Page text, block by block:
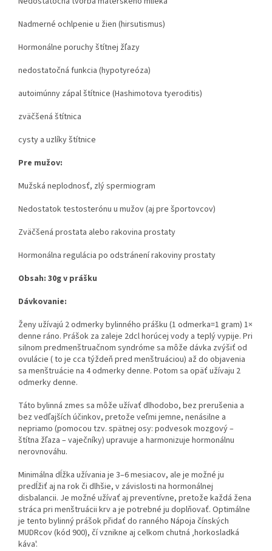
Nadmerné ochlpenie u žien (hirsutismus)
Hormonálne poruchy štítnej žľazy
nedostatočná funkcia (hypotyreóza)
autoimúnny zápal štítnice (Hashimotova tyeroditis)
zväčšená štítnica
cysty a uzlíky štítnice
Pre mužov:
Mužská neplodnosť, zlý spermiogram
Nedostatok testosterónu u mužov (aj pre športovcov)
Zväčšená prostata alebo rakovina prostaty
Hormonálna regulácia po odstránení rakoviny prostaty
Obsah: 30g v prášku
Dávkovanie:
Ženy užívajú 2 odmerky bylinného prášku (1 odmerka=1 gram) 1×
denne ráno. Prášok za zaleje 2dcl horúcej vody a teplý vypije. Pri
silnom predmenštruačnom syndróme sa môže dávka zvýšiť od
ovulácie ( to je cca týždeň pred menštruáciou) až do objavenia
sa menštruácie na 4 odmerky denne. Potom sa opäť užívaju 2
odmerky denne.
Táto bylinná zmes sa môže užívať dlhodobo, bez prerušenia a
bez vedľajších účinkov, pretože veľmi jemne, nenásilne a
nepriamo (pomocou tzv. spätnej osy: podvesok mozgový –
štítna žľaza – vaječníky) upravuje a harmonizuje hormonálnu
nerovnováhu.
Minimálna dĺžka užívania je 3–6 mesiacov, ale je možné ju
predĺžiť aj na rok či dlhšie, v závislosti na hormonálnej
disbalancii. Je možné užívať aj preventívne, pretože každá žena
stráca pri menštruácii krv a je potrebné ju doplňovať. Optimálne
je tento bylinný prášok přidať do ranného Nápoja čínských
MUDRcov (kód 900), čí vznikne aj celkom chutná ‚horkosladká
káva'.